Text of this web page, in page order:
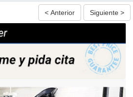
Siguiente >
< Anterior